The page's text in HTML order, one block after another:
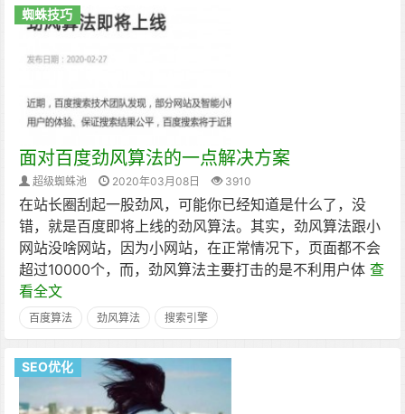
蜘蛛技巧
面对百度劲风算法的一点解决方案
超级蜘蛛池 2020年03月08日 3910
在站长圈刮起一股劲风，可能你已经知道是什么了，没
错，就是百度即将上线的劲风算法。其实，劲风算法跟小
网站没啥网站，因为小网站，在正常情况下，页面都不会
超过10000个，而，劲风算法主要打击的是不利用户体 查
看全文
百度算法 劲风算法 搜索引擎
SEO优化